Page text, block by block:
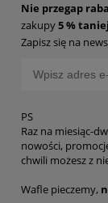
Nie przegap
zakupy5 % taniej
Zapisz się na
PS
Raz na miesiąc-
nowości,
Wafle pieczemy,